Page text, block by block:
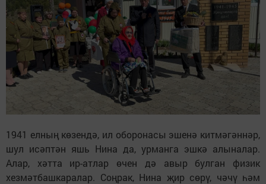
1941 елның көзендә, ил оборонасы эшенә китмәгәннәр,
шул исәптән яшь Нина да, урманга эшкә алыналар.
Алар, хәтта ир-атлар өчен дә авыр булган физик
хезмәтбашкаралар. Соңрак, Нина җир сөрү, чәчү һәм